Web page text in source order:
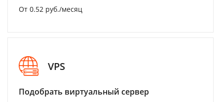
От 0.52 руб./месяц
VPS
Подобрать виртуальный сервер